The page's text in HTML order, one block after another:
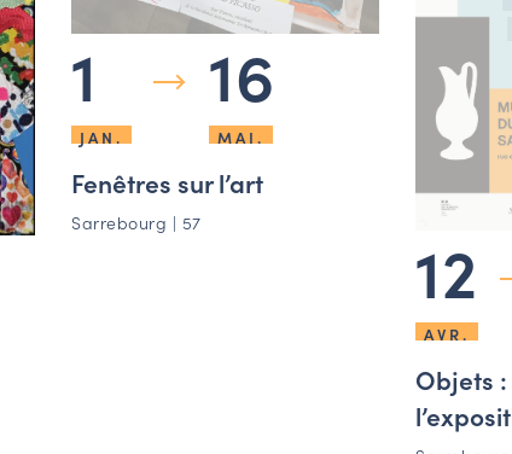
1
JAN.
16
MAI.
Fenêtres sur l’art
Sarrebourg | 57 12
AVR.
Objets